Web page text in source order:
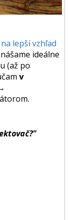
lepší vzhľad
ideálne
(až po
v